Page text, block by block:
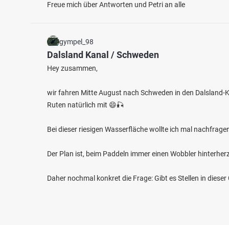
Freue mich über Antworten und Petri an alle
gympel_98
Dalsland Kanal / Schweden
Hey zusammen,
wir fahren Mitte August nach Schweden in den
Ruten natürlich mit 😄🎣
Bei dieser riesigen Wasserfläche wollte ich mal
Der Plan ist, beim Paddeln immer einen Wobbler
Daher nochmal konkret die Frage: Gibt es Stellen in